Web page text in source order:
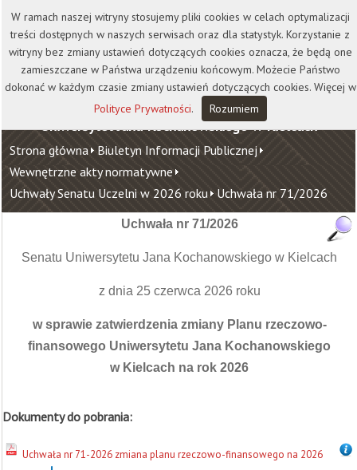
Kontakt Biblioteka
Wydawnictwo
Wirtualna Uczelnia
Uniwersytet Jana Kochanowskiego w Kielcach
Strona główna Biuletyn Informacji Publicznej
Wewnętrzne akty normatywne
Uchwały Senatu Uczelni w 2026 roku Uchwała nr 71/2026
Uchwała nr 71/2026
Senatu Uniwersytetu Jana Kochanowskiego w Kielcach
z dnia 25 czerwca 2026 roku
w sprawie zatwierdzenia zmiany Planu rzeczowo-
finansowego Uniwersytetu Jana Kochanowskiego
w Kielcach na rok 2026
Dokumenty do pobrania:
Uchwała nr 71-2026 zmiana planu rzeczowo-finansowego na 2026
W ramach naszej witryny stosujemy pliki cookies w celach optymalizacji
treści dostępnych w naszych serwisach oraz dla statystyk. Korzystanie z
witryny bez zmiany ustawień dotyczących cookies oznacza, że będą one
zamieszczane w Państwa urządzeniu końcowym. Możecie Państwo
dokonać w każdym czasie zmiany ustawień dotyczących cookies. Więcej w
Polityce Prywatności. Rozumiem